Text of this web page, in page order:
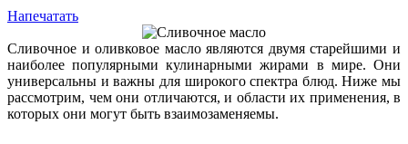
Напечатать
Сливочное и оливковое масло являются двумя старейшими и
наиболее популярными кулинарными жирами в мире. Они
универсальны и важны для широкого спектра блюд. Ниже мы
рассмотрим, чем они отличаются, и области их применения, в
которых они могут быть взаимозаменяемы.